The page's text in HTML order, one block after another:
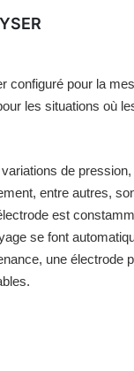
configuré pour la
les situations où
de
entre autres,
est
se font
une électrode